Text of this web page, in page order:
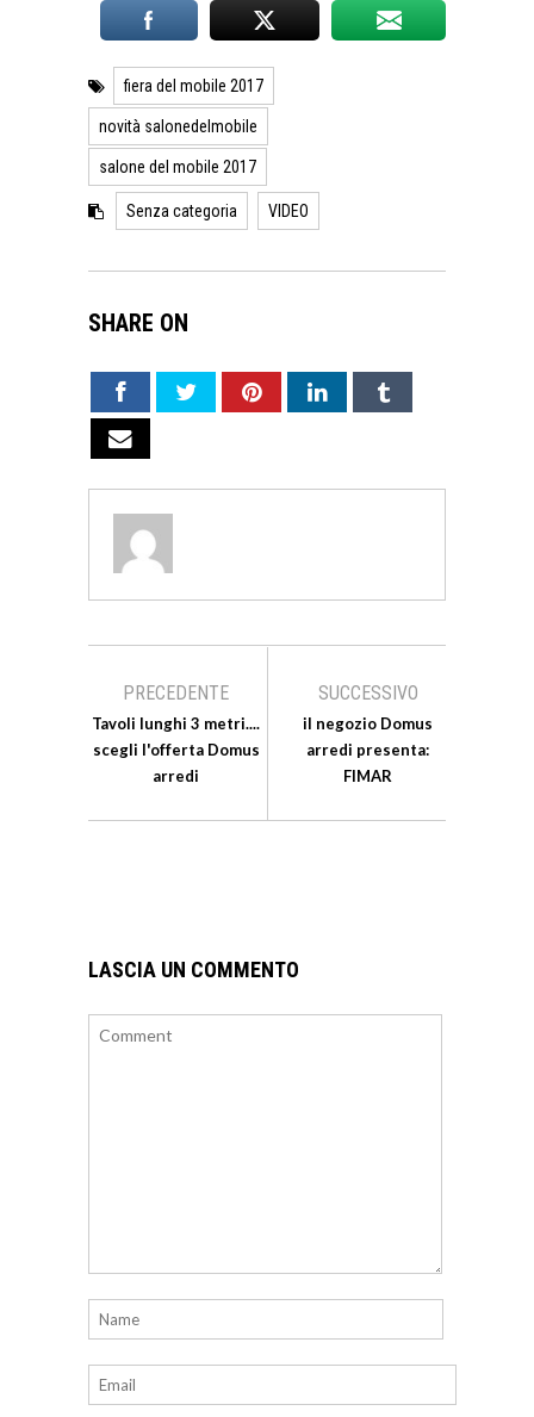
fiera del mobile 2017
novità salonedelmobile
salone del mobile 2017
Senza categoria VIDEO
SHARE ON
PRECEDENTE
Tavoli lunghi 3 metri....
scegli l'offerta Domus
arredi
SUCCESSIVO
il negozio Domus
arredi presenta:
FIMAR
LASCIA UN COMMENTO